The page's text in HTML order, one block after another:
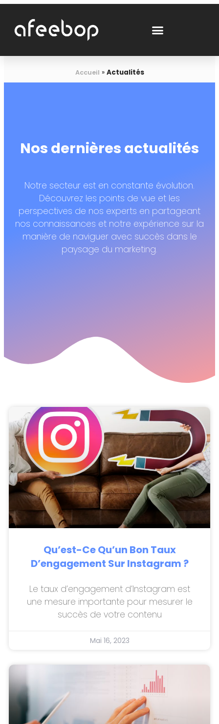
Accueil » Actualités
Nos dernières actualités
Notre secteur est en constante évolution.
Découvrez les points de vue et les
perspectives de nos experts en partageant
nos connaissances et notre expérience sur la
manière de naviguer avec succès dans le
paysage du marketing.
Qu’est-Ce Qu’un Bon Taux
D’engagement Sur Instagram ?
Le taux d’engagement d’Instagram est
une mesure importante pour mesurer le
succès de votre contenu
Mai 16, 2023